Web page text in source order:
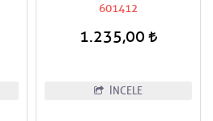
48x34x11
601412
1.235,00
İNCELE